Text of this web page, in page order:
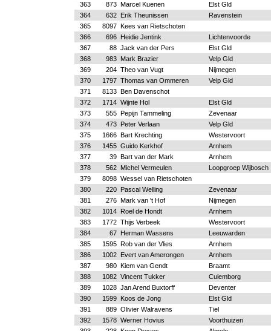
363
873 Marcel Kuenen
Elst Gld
364
632 Erik Theunissen
Ravenstein
365
8097 Kees van Rietschoten
366
696 Heidie Jentink
Lichtenvoorde
367
88 Jack van der Pers
Elst Gld
368
983 Mark Brazier
Velp Gld
369
204 Theo van Vugt
Nijmegen
370
1797 Thomas van Ommeren
Velp Gld
371
8133 Ben Davenschot
372
1714 Wijnte Hol
Elst Gld
373
555 Pepijn Tammeling
Zevenaar
374
473 Peter Verlaan
Velp Gld
375
1666 Bart Krechting
Westervoort
376
1455 Guido Kerkhof
Arnhem
377
39 Bart van der Mark
Arnhem
378
562 Michel Vermeulen
Loopgroep Wijbosch
379
8098 Wessel van Rietschoten
380
220 Pascal Welling
Zevenaar
381
276 Mark van 't Hof
Nijmegen
382
1014 Roel de Hondt
Arnhem
383
1772 Thijs Verbeek
Westervoort
384
67 Herman Wassens
Leeuwarden
385
1595 Rob van der Vlies
Arnhem
386
1002 Evert van Amerongen
Arnhem
387
980 Kiem van Gendt
Braamt
388
1082 Vincent Tukker
Culemborg
389
1028 Jan Arend Buxtorff
Deventer
390
1599 Koos de Jong
Elst Gld
391
889 Olivier Walravens
Tiel
392
1578 Werner Hovius
Voorthuizen